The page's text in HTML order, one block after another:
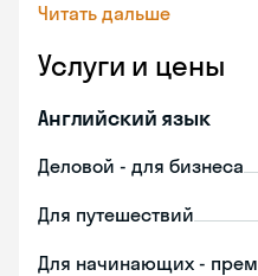
Читать дальше
Услуги и цены
Английский язык
Деловой - для бизнеса
Для путешествий
Для начинающих -